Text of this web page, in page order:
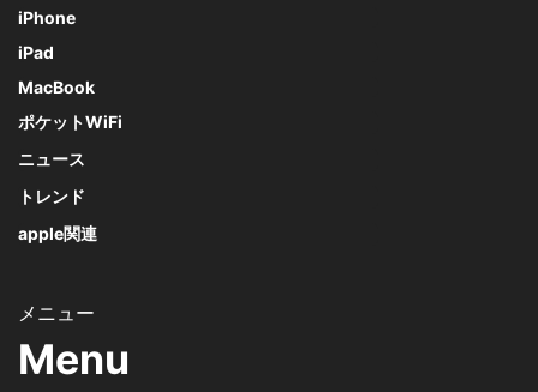
iPhone
iPad
MacBook
ポケットWiFi
ニュース
トレンド
apple関連
Menu